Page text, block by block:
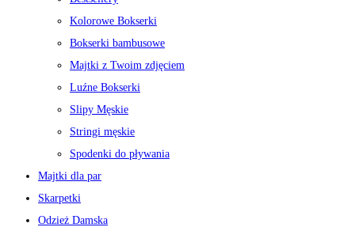
Kolorowe Bokserki
Bokserki bambusowe
Majtki z Twoim zdjęciem
Luźne Bokserki
Slipy Męskie
Stringi męskie
Spodenki do pływania
Majtki dla par
Skarpetki
Odzież Damska